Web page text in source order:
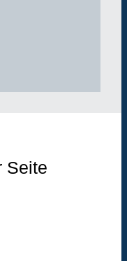
Seite